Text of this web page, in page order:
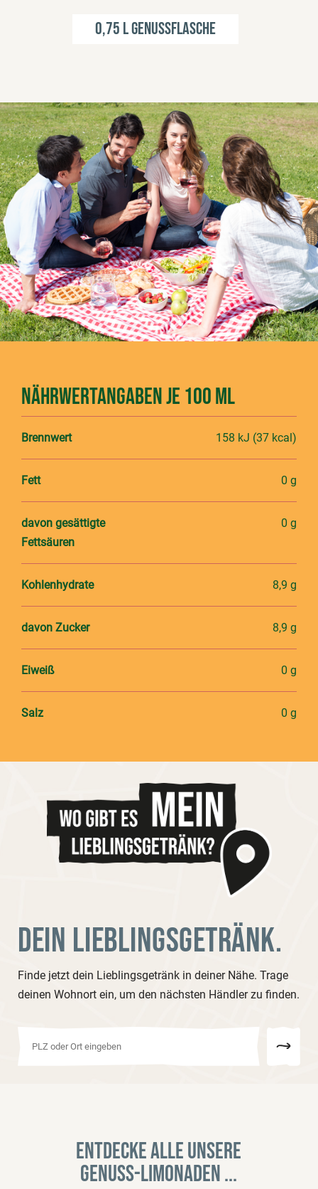
0,75 l Genussflasche
Nährwertangaben je 100 ml
Brennwert 158 kJ (37 kcal)
Fett 0 g
davon gesättigte
Fettsäuren
0 g
Kohlenhydrate 8,9 g
davon Zucker 8,9 g
Eiweiß 0 g
Salz 0 g
DEIN LIEBLINGSGETRÄNK.
Finde jetzt dein Lieblingsgetränk in deiner Nähe. Trage
deinen Wohnort ein, um den nächsten Händler zu finden.
Entdecke alle unsere
Genuss-Limonaden ...